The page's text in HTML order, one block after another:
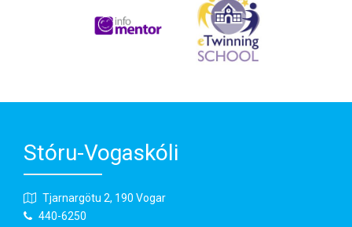
Stóru-Vogaskóli
Tjarnargötu 2, 190 Vogar
440-6250